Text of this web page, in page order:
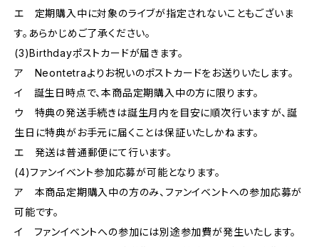
エ 定期購入中に対象のライブが指定されないこともございま
す。あらかじめご了承ください。
(3)Birthdayポストカードが届きます。
ア Neontetraよりお祝いのポストカードをお送りいたします。
イ 誕生日時点で、本商品定期購入中の方に限ります。
ウ 特典の発送手続きは誕生月内を目安に順次行いますが、誕
生日に特典がお手元に届くことは保証いたしかねます。
エ 発送は普通郵便にて行います。
(4)ファンイベント参加応募が可能となります。
ア 本商品定期購入中の方のみ、ファンイベントへの参加応募が
可能です。
イ ファンイベントへの参加には別途参加費が発生いたします。